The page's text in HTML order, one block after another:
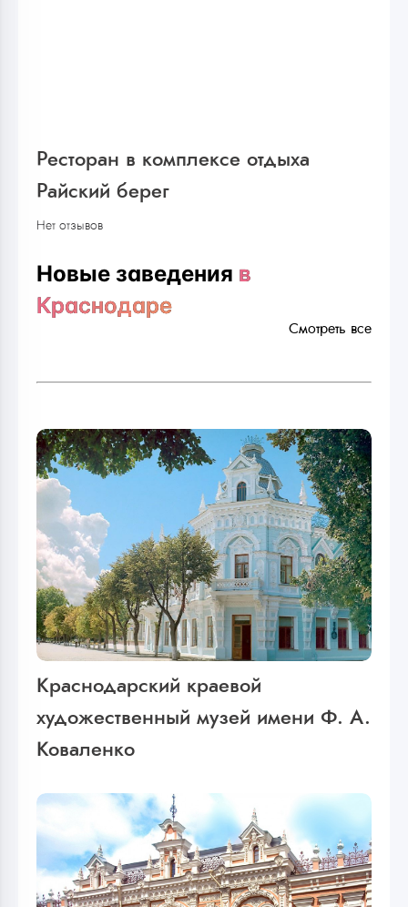
Ресторан в комплексе отдыха
Райский берег
Нет отзывов
Новые заведения в
Краснодаре
Смотреть все
Краснодарский краевой
художественный музей имени Ф. А.
Коваленко